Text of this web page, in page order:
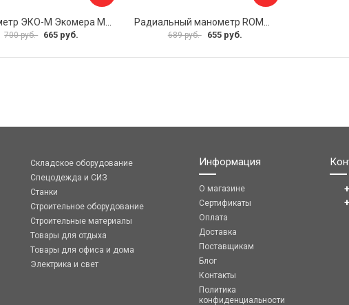
700 руб. 665 руб. 689 руб. 655 руб.
Складское оборудование
Спецодежда и СИЗ
Станки
Строительное оборудование
Строительные материалы
Товары для отдыха
Товары для офиса и дома
Электрика и свет
Информация
О магазине
Сертификаты
Оплата
Доставка
Поставщикам
Блог
Контакты
Политика
конфиденциальности